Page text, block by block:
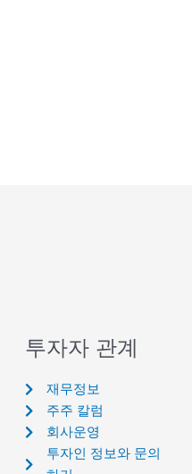
투자자 관계
재무정보
주주 칼럼
회사운영
투자인 정보와 문의